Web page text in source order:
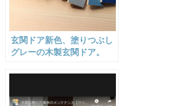
玄関ドア新色、塗りつぶし
グレーの木製玄関ドア。